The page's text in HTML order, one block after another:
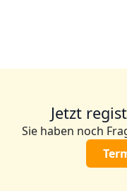
Jetzt
Sie haben noch